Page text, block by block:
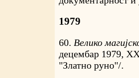
1979
60. Велико
децембар 1979,
"Златно руно"/.